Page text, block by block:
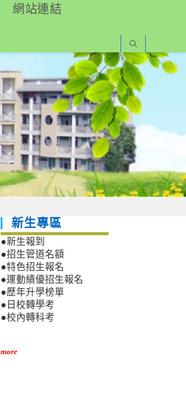
網站連結
新生專區
●新生報到
●招生管道名額
●特色招生報名
●運動績優招生報名
●歷年升學榜單
●日校轉學考
●校內轉科考
more